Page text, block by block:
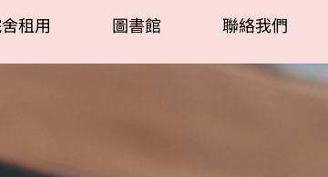
租用 圖書館 聯絡我們